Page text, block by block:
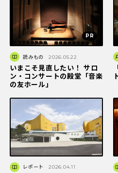
読みもの 2026.05.22
いまこそ見直したい！ サロ
ン・コンサートの殿堂「音楽
の友ホール」
レポート 2026.04.11